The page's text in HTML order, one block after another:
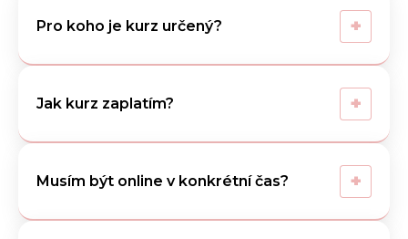
Pro koho je kurz určený? +
Jak kurz zaplatím? +
Musím být online v konkrétní čas? +